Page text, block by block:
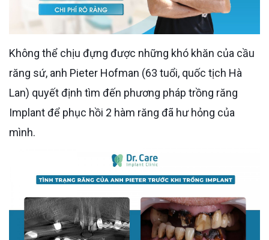
Không thể chịu đựng được những khó khăn của cầu
răng sứ, anh Pieter Hofman (63 tuổi, quốc tịch Hà
Lan) quyết định tìm đến phương pháp trồng răng
Implant để phục hồi 2 hàm răng đã hư hỏng của
mình.